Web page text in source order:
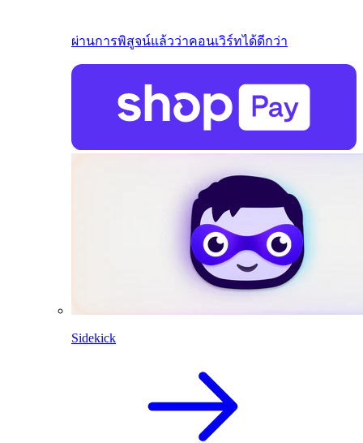
ผ่านการพิสูจน์แล้วว่าคอนเวิร์ทได้ดีกว่า
Sidekick